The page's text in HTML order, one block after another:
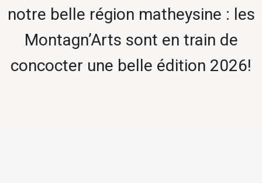
notre belle région matheysine : les
Montagn’Arts sont en train de
concocter une belle édition 2026!